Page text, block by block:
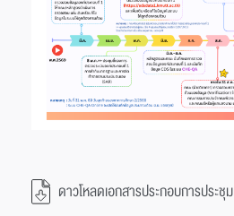
ดาวโหลดเอกสารประกอบการประชุม